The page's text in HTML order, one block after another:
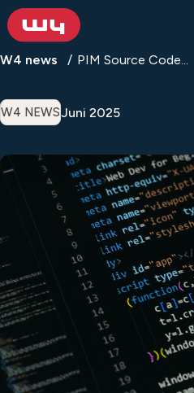
W4 news PIM Source Code...
W4 NEWSJuni 2025